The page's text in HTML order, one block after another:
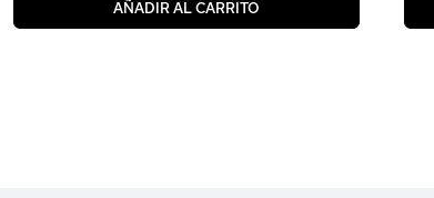
AÑADIR AL CARRITO